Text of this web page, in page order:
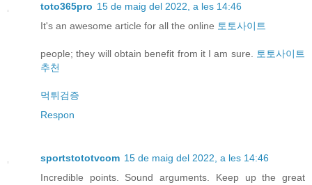
toto365pro 15 de maig del 2022, a les 14:46
It's an awesome article for all the online 토토사이트
people; they will obtain benefit from it I am sure. 토토사이트
추천
먹튀검증
Respon
sportstototvcom 15 de maig del 2022, a les 14:46
Incredible points. Sound arguments. Keep up the great